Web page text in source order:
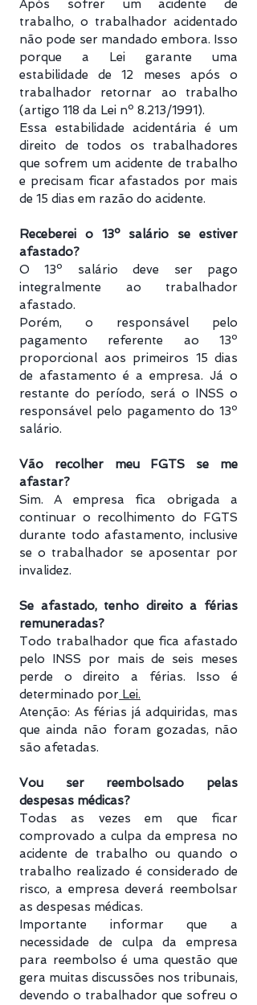
Após sofrer um acidente de
trabalho, o trabalhador acidentado
não pode ser mandado embora. Isso
porque a Lei garante uma
estabilidade de 12 meses após o
trabalhador retornar ao trabalho
(artigo 118 da Lei nº 8.213/1991).
Essa estabilidade acidentária é um
direito de todos os trabalhadores
que sofrem um acidente de trabalho
e precisam ficar afastados por mais
de 15 dias em razão do acidente.
Receberei o 13º salário se estiver
afastado?
O 13º salário deve ser pago
integralmente ao trabalhador
afastado.
Porém, o responsável pelo
pagamento referente ao 13º
proporcional aos primeiros 15 dias
de afastamento é a empresa. Já o
restante do período, será o INSS o
responsável pelo pagamento do 13º
salário.
Vão recolher meu FGTS se me
afastar?
Sim. A empresa fica obrigada a
continuar o recolhimento do FGTS
durante todo afastamento, inclusive
se o trabalhador se aposentar por
invalidez.
Se afastado, tenho direito a férias
remuneradas?
Todo trabalhador que fica afastado
pelo INSS por mais de seis meses
perde o direito a férias. Isso é
determinado por Lei.
Atenção: As férias já adquiridas, mas
que ainda não foram gozadas, não
são afetadas.
Vou ser reembolsado pelas
despesas médicas?
Todas as vezes em que ficar
comprovado a culpa da empresa no
acidente de trabalho ou quando o
trabalho realizado é considerado de
risco, a empresa deverá reembolsar
as despesas médicas.
Importante informar que a
necessidade de culpa da empresa
para reembolso é uma questão que
gera muitas discussões nos tribunais,
devendo o trabalhador que sofreu o